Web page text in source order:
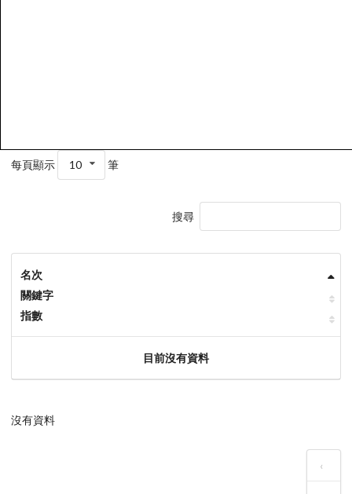
每頁顯示 10 筆
搜尋
名次
關鍵字
指數
目前沒有資料
沒有資料
‹